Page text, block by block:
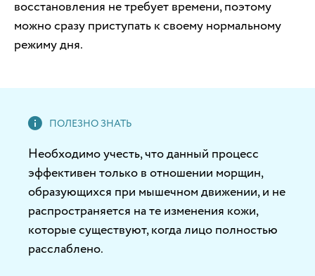
восстановления не требует времени, поэтому
можно сразу приступать к своему нормальному
режиму дня.
Необходимо учесть, что данный процесс
эффективен только в отношении морщин,
образующихся при мышечном движении, и не
распространяется на те изменения кожи,
которые существуют, когда лицо полностью
расслаблено.